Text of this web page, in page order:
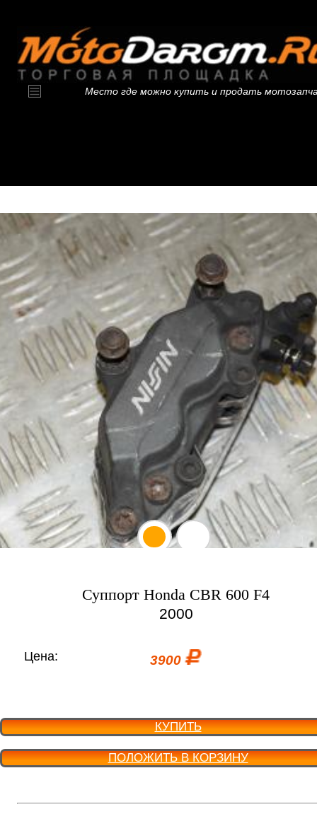
Место где можно купить и продать
Суппорт Honda CBR 600 F4
2000
Цена: 3900
КУПИТЬ
ПОЛОЖИТЬ В КОРЗИНУ